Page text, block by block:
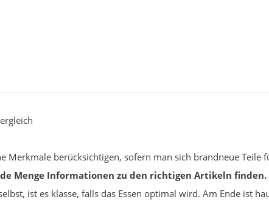
Merkmale berücksichtigen, sofern man sich brandneue Teile
Menge Informationen zu den richtigen Artikeln finden.
ist es klasse, falls das Essen optimal wird. Am Ende ist